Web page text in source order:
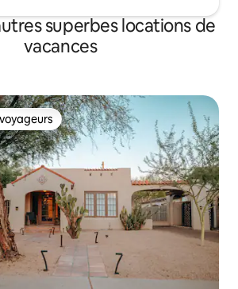
superbes locations de
vacances
les plus appréciés